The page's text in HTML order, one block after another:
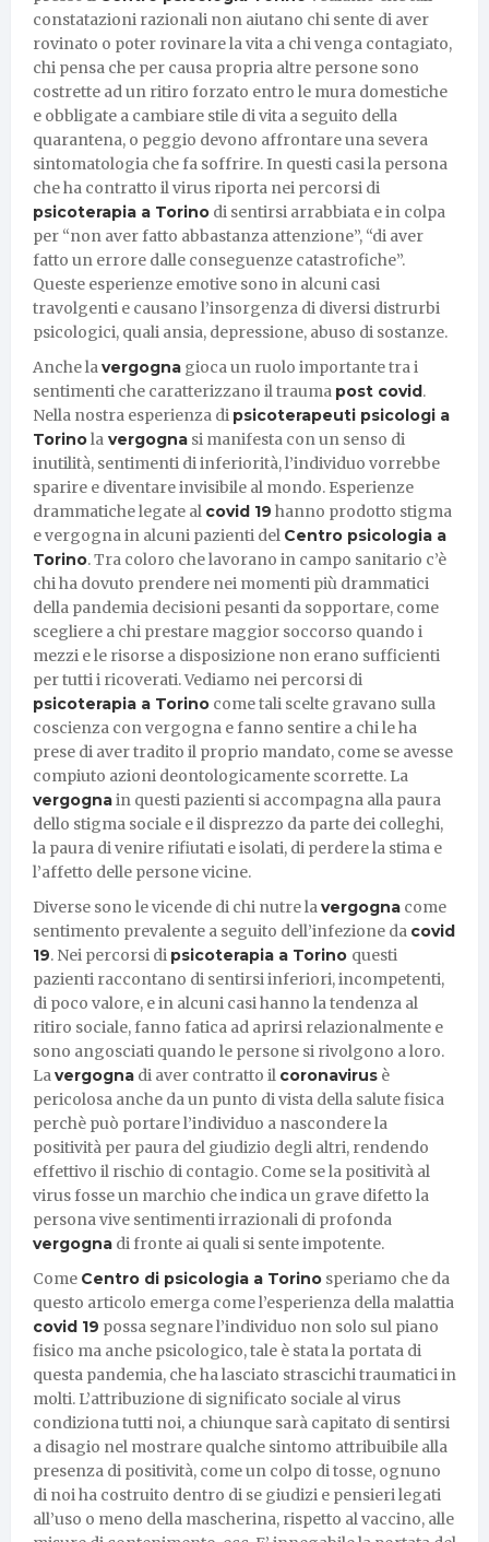
constatazioni razionali non aiutano chi sente di aver
rovinato o poter rovinare la vita a chi venga contagiato,
chi pensa che per causa propria altre persone sono
costrette ad un ritiro forzato entro le mura domestiche
e obbligate a cambiare stile di vita a seguito della
quarantena, o peggio devono affrontare una severa
sintomatologia che fa soffrire. In questi casi la persona
che ha contratto il virus riporta nei percorsi di
psicoterapia a Torino di sentirsi arrabbiata e in colpa
per “non aver fatto abbastanza attenzione”, “di aver
fatto un errore dalle conseguenze catastrofiche”.
Queste esperienze emotive sono in alcuni casi
travolgenti e causano l’insorgenza di diversi distrurbi
psicologici, quali ansia, depressione, abuso di sostanze.
Anche la vergogna gioca un ruolo importante tra i
sentimenti che caratterizzano il trauma post covid.
Nella nostra esperienza di psicoterapeuti psicologi a
Torinola vergogna si manifesta con un senso di
inutilità, sentimenti di inferiorità, l’individuo vorrebbe
sparire e diventare invisibile al mondo. Esperienze
drammatiche legate al covid 19 hanno prodotto stigma
e vergogna in alcuni pazienti del Centro psicologia a
Torino. Tra coloro che lavorano in campo sanitario c’è
chi ha dovuto prendere nei momenti più drammatici
della pandemia decisioni pesanti da sopportare, come
scegliere a chi prestare maggior soccorso quando i
mezzi e le risorse a disposizione non erano sufficienti
per tutti i ricoverati. Vediamo nei percorsi di
psicoterapia a Torino come tali scelte gravano sulla
coscienza con vergogna e fanno sentire a chi le ha
prese di aver tradito il proprio mandato, come se avesse
compiuto azioni deontologicamente scorrette. La
vergognain questi pazienti si accompagna alla paura
dello stigma sociale e il disprezzo da parte dei colleghi,
la paura di venire rifiutati e isolati, di perdere la stima e
l’affetto delle persone vicine.
Diverse sono le vicende di chi nutre la vergogna come
sentimento prevalente a seguito dell’infezione da covid
19. Nei percorsi di psicoterapia a Torino questi
pazienti raccontano di sentirsi inferiori, incompetenti,
di poco valore, e in alcuni casi hanno la tendenza al
ritiro sociale, fanno fatica ad aprirsi relazionalmente e
sono angosciati quando le persone si rivolgono a loro.
La vergogna di aver contratto il coronavirus è
pericolosa anche da un punto di vista della salute fisica
perchè può portare l’individuo a nascondere la
positività per paura del giudizio degli altri, rendendo
effettivo il rischio di contagio. Come se la positività al
virus fosse un marchio che indica un grave difetto la
persona vive sentimenti irrazionali di profonda
vergogna di fronte ai quali si sente impotente.
Come Centro di psicologia a Torino speriamo che da
questo articolo emerga come l’esperienza della malattia
covid 19 possa segnare l’individuo non solo sul piano
fisico ma anche psicologico, tale è stata la portata di
questa pandemia, che ha lasciato strascichi traumatici in
molti. L’attribuzione di significato sociale al virus
condiziona tutti noi, a chiunque sarà capitato di sentirsi
a disagio nel mostrare qualche sintomo attribuibile alla
presenza di positività, come un colpo di tosse, ognuno
di noi ha costruito dentro di se giudizi e pensieri legati
all’uso o meno della mascherina, rispetto al vaccino, alle